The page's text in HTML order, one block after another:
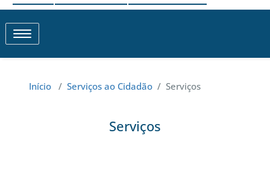
Toggle navigation
Início / Serviços ao Cidadão / Serviços
Serviços